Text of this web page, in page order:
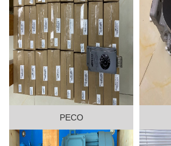
PECO